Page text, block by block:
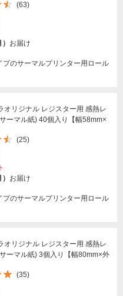
(63)
お届け
のサーマルプリンター用ロール
オリジナル レジスター用 感熱レ
ーマル紙) 40個入り【幅58mm×
(25)
お届け
のサーマルプリンター用ロール
オリジナル レジスター用 感熱レ
ーマル紙) 3個入り【幅80mm×外
(35)